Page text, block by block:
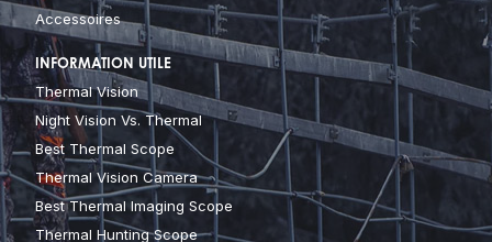
Accessoires
INFORMATION UTILE
Thermal Vision
Night Vision Vs. Thermal
Best Thermal Scope
Thermal Vision Camera
Best Thermal Imaging Scope
Thermal Hunting Scope